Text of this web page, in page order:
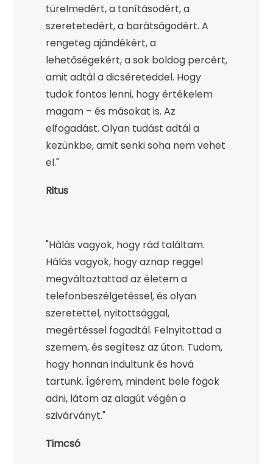
türelmedért, a tanításodért, a
szeretetedért, a barátságodért. A
rengeteg ajándékért, a
lehetőségekért, a sok boldog percért,
amit adtál a dicséreteddel. Hogy
tudok fontos lenni, hogy értékelem
magam – és másokat is. Az
elfogadást. Olyan tudást adtál a
kezünkbe, amit senki soha nem vehet
el."
Ritus
"Hálás vagyok, hogy rád találtam.
Hálás vagyok, hogy aznap reggel
megváltoztattad az életem a
telefonbeszélgetéssel, és olyan
szeretettel, nyitottsággal,
megértéssel fogadtál. Felnyitottad a
szemem, és segítesz az úton. Tudom,
hogy honnan indultunk és hová
tartunk. Ígérem, mindent bele fogok
adni, látom az alagút végén a
szivárványt."
Timcsó